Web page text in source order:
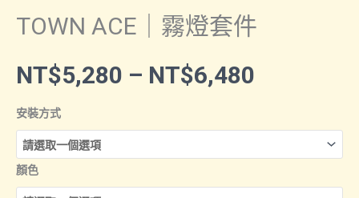
TOWN ACE｜霧燈套件
NT$5,280 – NT$6,480
範
安裝方式
顏色